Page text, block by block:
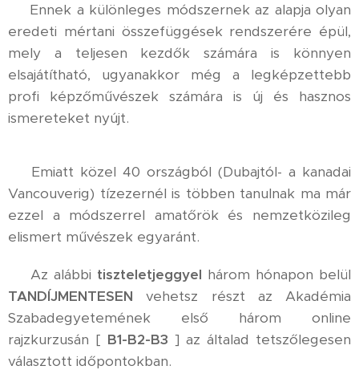
⚜️ Ennek a különleges módszernek az alapja olyan
eredeti mértani összefüggések rendszerére épül,
mely a teljesen kezdők számára is könnyen
elsajátítható, ugyanakkor még a legképzettebb
profi képzőművészek számára is új és hasznos
ismereteket nyújt.
⚜️ Emiatt közel 40 országból (Dubajtól- a kanadai
Vancouverig) tízezernél is többen tanulnak ma már
ezzel a módszerrel amatőrök és nemzetközileg
elismert művészek egyaránt.
⚜️ Az alábbi tiszteletjeggyel három hónapon belül
TANDÍJMENTESENvehetsz részt az Akadémia
Szabadegyetemének első három online
rajzkurzusán [ B1-B2-B3 ] az általad tetszőlegesen
választott időpontokban.